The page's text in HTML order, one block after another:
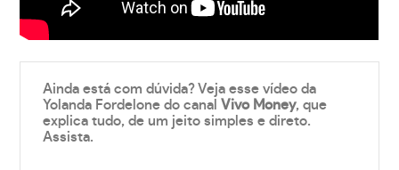
Ainda está com dúvida? Veja esse vídeo da
Yolanda Fordelone do canalVivo Money, que
explica tudo, de um jeito simples e direto.
Assista.